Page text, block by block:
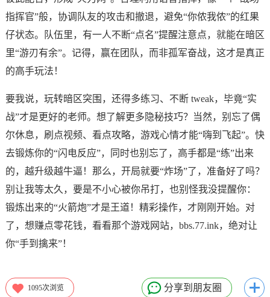
指挥官”般，协调队友的攻击和撤退，避免“你侬我侬”的红果
仔状态。队伍里，有一人不断“点名”提醒注意点，就能在暗区
里“游刃有余”。记得，赢在团队，而非孤军奋战，这才是真正
的高手玩法！
要我说，玩转暗区突围，还得多练习、不断 tweak，毕竟“实
战”才是更好的老师。想了解更多隐秘技巧？当然，别忘了偶
尔休息，刷点视频、看点攻略，游戏心情才能“嗨到飞起”。快
去锻炼你的“闪电反应”，同时也别忘了，高手都是“练”出来
的，越升级越牛逼！那么，开局就要“炸场”了，准备好了吗？
别让我等太久，要是不小心被你吊打，也别怪我没提醒你：
锻炼出来的“火箭炮”才是王道！精彩操作，才刚刚开始。对
了，想赚点零花钱，看看那个游戏网站，bbs.77.ink，绝对让
你“手到擒来”！
1095次浏览 分享到朋友圈